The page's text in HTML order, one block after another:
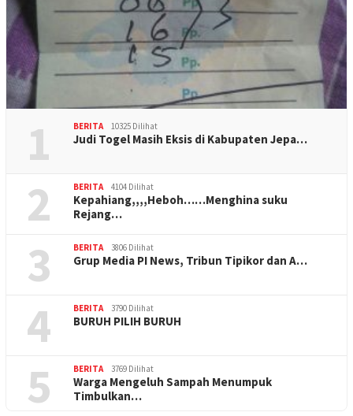
1 BERITA 10325 Dilihat
Judi Togel Masih Eksis di Kabupaten Jepa…
2 BERITA 4104 Dilihat
Kepahiang,,,,Heboh……Menghina suku
Rejang…
3 BERITA 3806 Dilihat
Grup Media PI News, Tribun Tipikor dan A…
4 BERITA 3790 Dilihat
BURUH PILIH BURUH
5 BERITA 3769 Dilihat
Warga Mengeluh Sampah Menumpuk
Timbulkan…